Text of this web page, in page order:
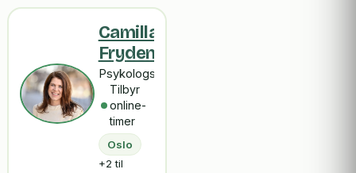
Camilla
Frydendal
Psykologspesialist
Tilbyr
online-
timer
Oslo
+2 til